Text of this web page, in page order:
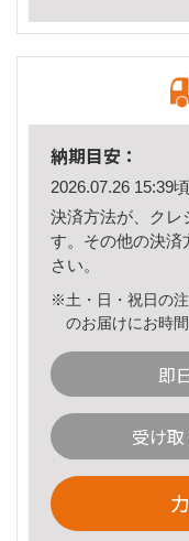
納期目安：
2026.07.26 15:39
決済方法が、クレ
す。その他の決済
さい。
※土・日・祝日の
のお届けにお時
即
受け